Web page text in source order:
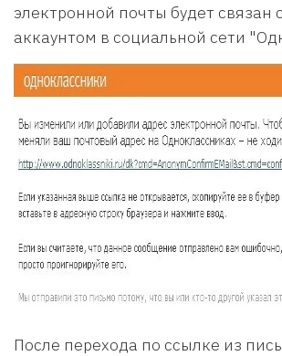
электронной почты будет связан
аккаунтом в социальной сети
После перехода по ссылке из